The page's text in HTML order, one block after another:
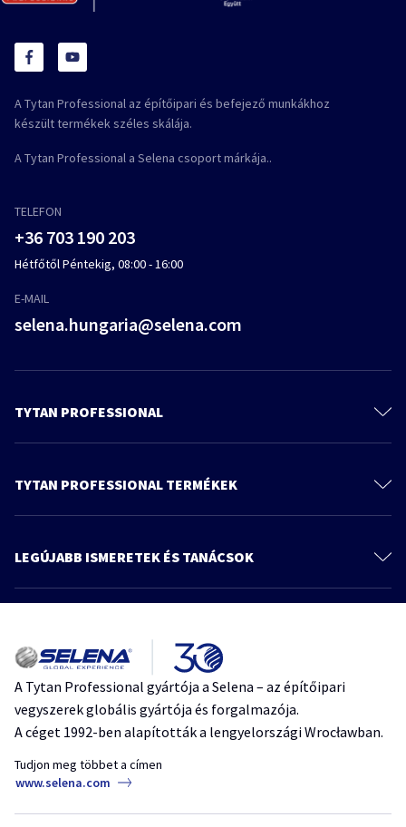
A Tytan Professional az építőipari és befejező munkákhoz
készült termékek széles skálája.
A Tytan Professional a Selena csoport márkája..
TELEFON
+36 703 190 203
Hétfőtől Péntekig, 08:00 - 16:00
E-MAIL
selena.hungaria@selena.com
TYTAN PROFESSIONAL
Rólunk
Tudnivaló és tanács
TYTAN PROFESSIONAL TERMÉKEK
Ragasztóhabok
Tetőtermékek
Vegyi Dűbel
Speciális felszerelések
LEGÚJABB ISMERETEK ÉS TANÁCSOK
További cikkek
Poliuretánhab TytanProfessional
Lehet-e több helyett egy ragaszót használni a felújítási munkák
során?
anyagok rögzítése építőipari munkák
felújítás lépései
időtakarékos megoldások
A Tytan Professional gyártója a Selena – az építőipari
vegyszerek globális gyártója és forgalmazója.
A céget 1992-ben alapították a lengyelországi Wrocławban.
Tudjon meg többet a címen
www.selena.com